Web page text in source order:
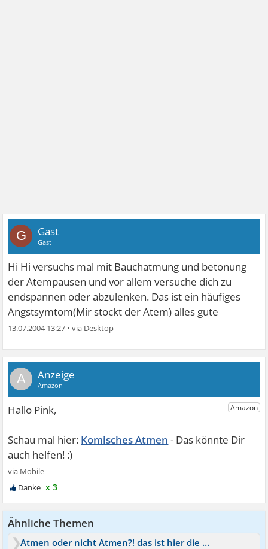
G Gast
Gast
Hi Hi versuchs mal mit Bauchatmung und betonung
der Atempausen und vor allem versuche dich zu
endspannen oder abzulenken. Das ist ein häufiges
Angstsymtom(Mir stockt der Atem) alles gute
13.07.2004 13:27 •
A
Komisches Atmen
x 3
Ähnliche Themen
Atmen oder nicht Atmen?! das ist hier die frage